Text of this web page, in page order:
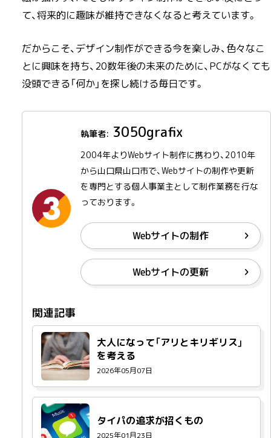
て、将来的に趣味が維持できなくなると考えています。
だからこそ、デザイン制作ができる今を楽しみ、色々なこ
とに興味を持ち、20数年後の未来のために、PCがなくても
没頭できる「何か」を探し続ける毎日です。
3050grafix
2004年よりWebサイト制作に携わり、2010年
から山口県山口市で、Webサイトの制作や更新
を専門とする個人事業主として制作業務を行な
っております。
Webサイトの制作
Webサイトの更新
大人になって「アリとキリギリス」
を考える
2026年05月07日
タイパの追求が招くもの
2025年01月23日